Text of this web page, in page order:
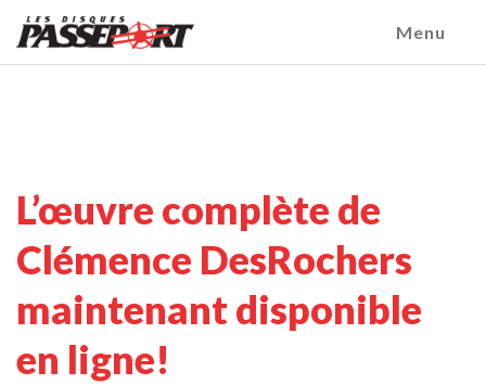
Menu
L’œuvre complète de
Clémence DesRochers
maintenant disponible
en ligne!